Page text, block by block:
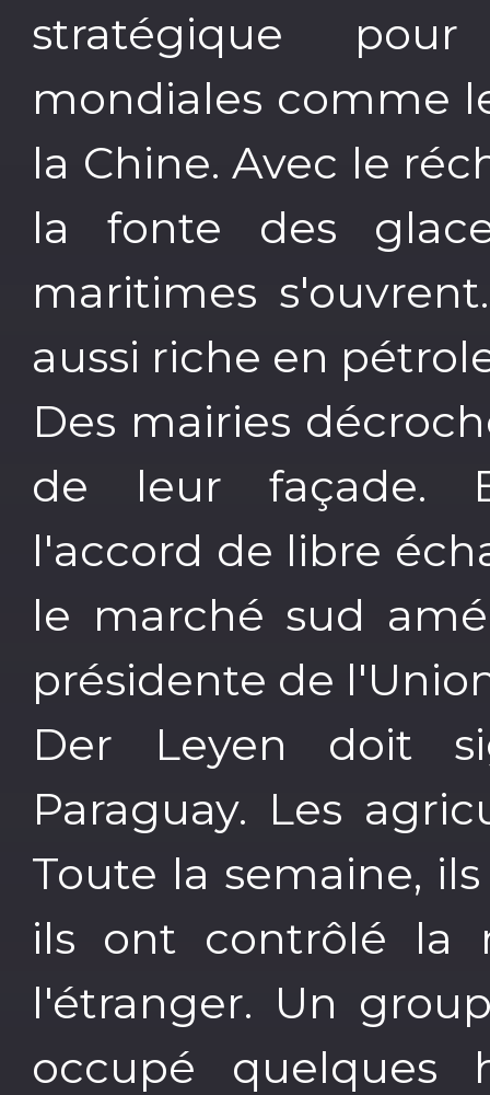
stratégique pour
mondiales comme
la Chine. Avec le
la fonte des
maritimes
aussi riche en
Des mairies
de leur façade.
l'accord de libre
le marché sud
présidente de
Der Leyen doit
Paraguay. Les
Toute la semaine,
ils ont contrôlé la
l'étranger. Un
occupé quelques